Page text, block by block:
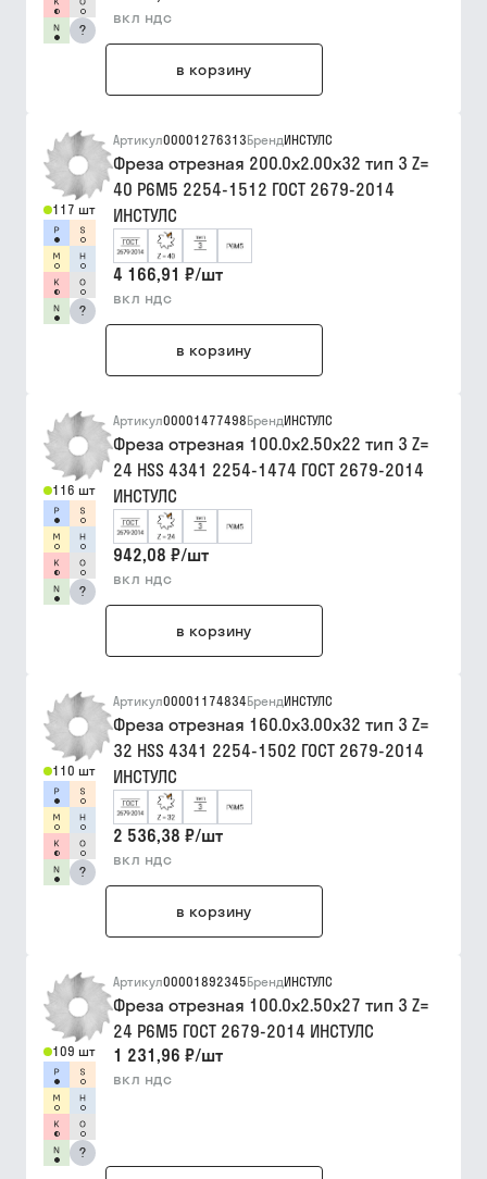
?
вкл ндс
в корзину
117 шт
?
Артикул00001276313БрендИНСТУЛС
Фреза отрезная 200.0х2.00х32 тип 3 Z=
40 Р6М5 2254-1512 ГОСТ 2679-2014
ИНСТУЛС
4 166,91 ₽/шт
вкл ндс
в корзину
116 шт
?
Артикул00001477498БрендИНСТУЛС
Фреза отрезная 100.0х2.50х22 тип 3 Z=
24 HSS 4341 2254-1474 ГОСТ 2679-2014
ИНСТУЛС
942,08 ₽/шт
вкл ндс
в корзину
110 шт
?
Артикул00001174834БрендИНСТУЛС
Фреза отрезная 160.0х3.00х32 тип 3 Z=
32 HSS 4341 2254-1502 ГОСТ 2679-2014
ИНСТУЛС
2 536,38 ₽/шт
вкл ндс
в корзину
109 шт
?
Артикул00001892345БрендИНСТУЛС
Фреза отрезная 100.0х2.50х27 тип 3 Z=
24 Р6М5 ГОСТ 2679-2014 ИНСТУЛС
1 231,96 ₽/шт
вкл ндс